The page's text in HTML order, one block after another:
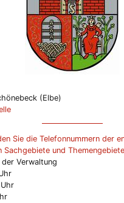
(Elbe)
Sie die Telefonnummern der
Sachgebiete und
Verwaltung